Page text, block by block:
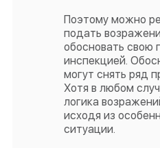
Поэтому можно
подать
обосновать свою
инспекцией.
могут снять ряд
Хотя в любом
логика
исходя из
ситуации.